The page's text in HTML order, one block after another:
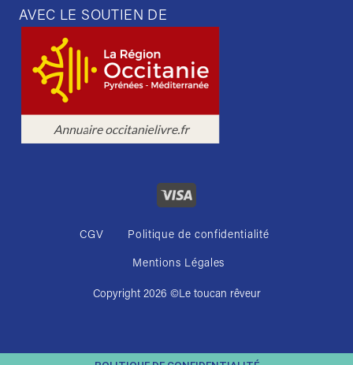
AVEC LE SOUTIEN DE
CGV Politique de confidentialité
Mentions Légales
Copyright 2026 ©Le toucan rêveur